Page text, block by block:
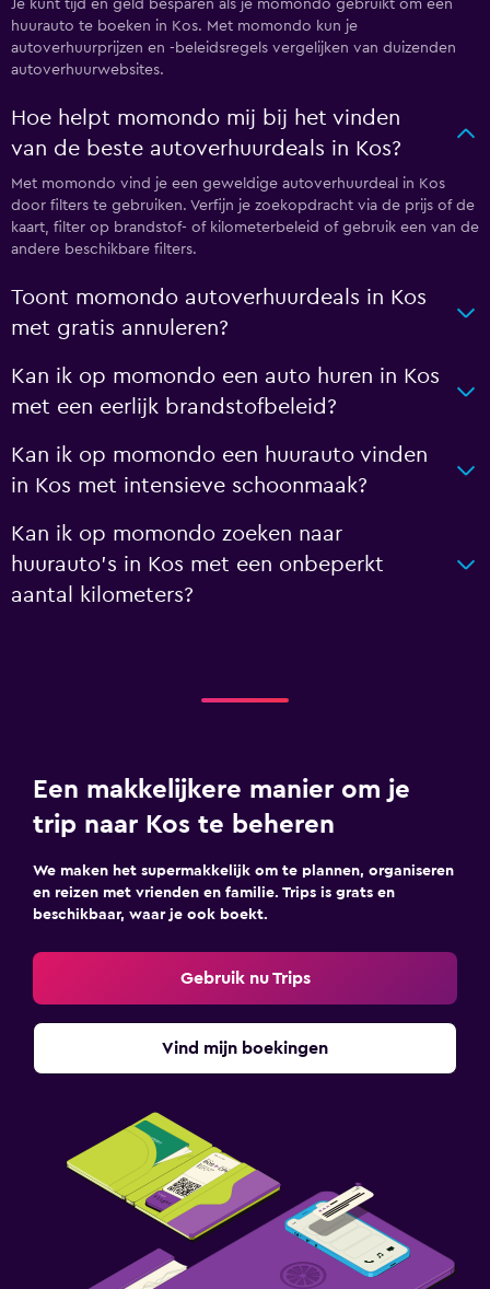
Je kunt tijd en geld besparen als je momondo gebruikt om een
huurauto te boeken in Kos. Met momondo kun je
autoverhuurprijzen en -beleidsregels vergelijken van duizenden
autoverhuurwebsites.
Hoe helpt momondo mij bij het vinden
van de beste autoverhuurdeals in Kos?
Met momondo vind je een geweldige autoverhuurdeal in Kos
door filters te gebruiken. Verfijn je zoekopdracht via de prijs of de
kaart, filter op brandstof- of kilometerbeleid of gebruik een van de
andere beschikbare filters.
Toont momondo autoverhuurdeals in Kos
met gratis annuleren?
Kan ik op momondo een auto huren in Kos
met een eerlijk brandstofbeleid?
Kan ik op momondo een huurauto vinden
in Kos met intensieve schoonmaak?
Kan ik op momondo zoeken naar
huurauto's in Kos met een onbeperkt
aantal kilometers?
Een makkelijkere manier om je
trip naar Kos te beheren
We maken het supermakkelijk om te plannen, organiseren
en reizen met vrienden en familie. Trips is grats en
beschikbaar, waar je ook boekt.
Gebruik nu Trips
Vind mijn boekingen